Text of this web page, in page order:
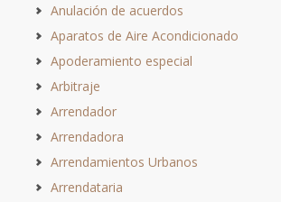
Anulación de acuerdos
Aparatos de Aire Acondicionado
Apoderamiento especial
Arbitraje
Arrendador
Arrendadora
Arrendamientos Urbanos
Arrendataria